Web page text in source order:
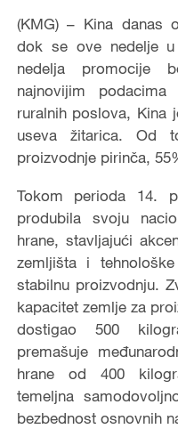
(KMG) – Kina danas
dok se ove nedelje
nedelja promocije
najnovijim
ruralnih poslova, Kina
useva žitarica. Od
proizvodnje pirinča,
Tokom perioda 14.
produbila svoju
hrane, stavljajući
zemljišta i
stabilnu proizvodnju.
kapacitet zemlje za
dostigao 500
premašuje
hrane od 400
temeljna
bezbednost osnovnih